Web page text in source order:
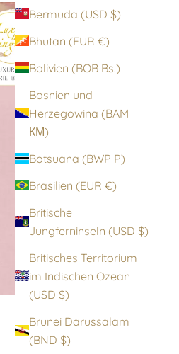
Bermuda (USD $)
Bhutan (EUR €)
Bolivien (BOB Bs.)
Bosnien und
Herzegowina (BAM
КМ)
Botsuana (BWP P)
Brasilien (EUR €)
Britische
Jungferninseln (USD $)
Britisches Territorium
im Indischen Ozean
(USD $)
Brunei Darussalam
(BND $)